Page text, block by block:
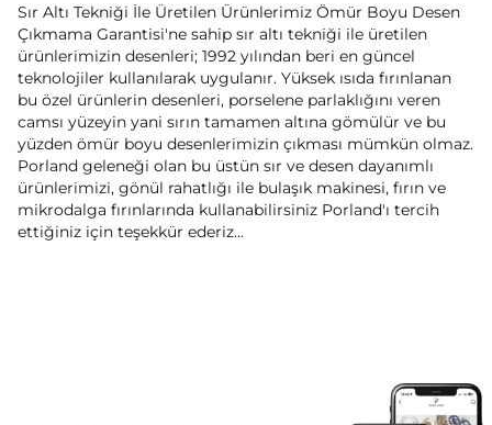
Sır Altı Tekniği İle Üretilen Ürünlerimiz Ömür Boyu Desen
Çıkmama Garantisi'ne sahip sır altı tekniği ile üretilen
ürünlerimizin desenleri; 1992 yılından beri en güncel
teknolojiler kullanılarak uygulanır. Yüksek ısıda fırınlanan
bu özel ürünlerin desenleri, porselene parlaklığını veren
camsı yüzeyin yani sırın tamamen altına gömülür ve bu
yüzden ömür boyu desenlerimizin çıkması mümkün olmaz.
Porland geleneği olan bu üstün sır ve desen dayanımlı
ürünlerimizi, gönül rahatlığı ile bulaşık makinesi, fırın ve
mikrodalga fırınlarında kullanabilirsiniz Porland'ı tercih
ettiğiniz için teşekkür ederiz...